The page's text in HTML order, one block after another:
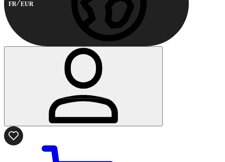
FR EUR